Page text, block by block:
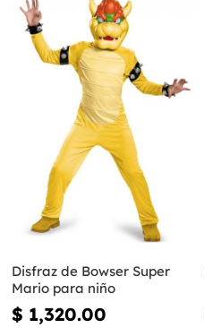
Disfraz de Bowser Super
Mario para niño
$ 1,320.00